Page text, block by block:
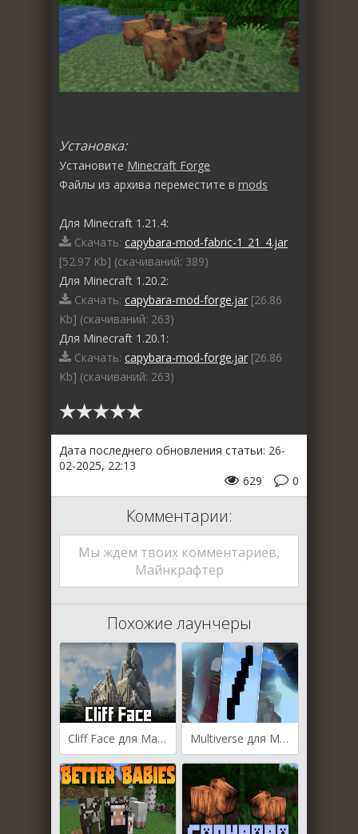
Установка:
Установите Minecraft Forge
Файлы из архива переместите в mods
Для Minecraft 1.21.4:
Скачать: capybara-mod-fabric-1_21_4.jar
[52.97 Kb] (cкачиваний: 389)
Для Minecraft 1.20.2:
Скачать: capybara-mod-forge.jar [26.86
Kb] (cкачиваний: 263)
Для Minecraft 1.20.1:
Скачать: capybara-mod-forge.jar [26.86
Kb] (cкачиваний: 263)
Дата последнего обновления статьи: 26-
02-2025, 22:13
0
629
Комментарии:
Мы ждем твоих комментариев,
Майнкрафтер
Похожие лаунчеры
Cliff Face для Майнкрафт [1.21.3, 1.21.1] Multiverse для Майнкрафт [1.21.3, 1.21.1, 1.21]